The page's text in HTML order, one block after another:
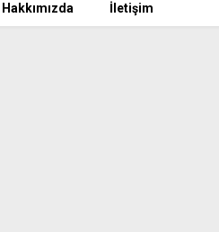
Hakkımızda İletişim